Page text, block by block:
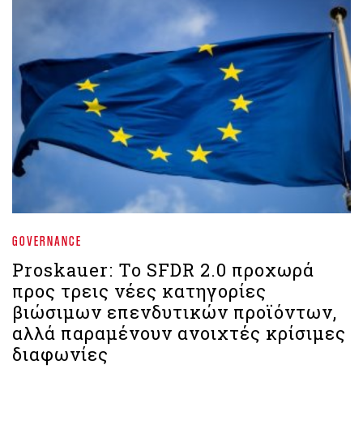
GOVERNANCE
Proskauer: Το SFDR 2.0 προχωρά
προς τρεις νέες κατηγορίες
βιώσιμων επενδυτικών προϊόντων,
αλλά παραμένουν ανοιχτές κρίσιμες
διαφωνίες